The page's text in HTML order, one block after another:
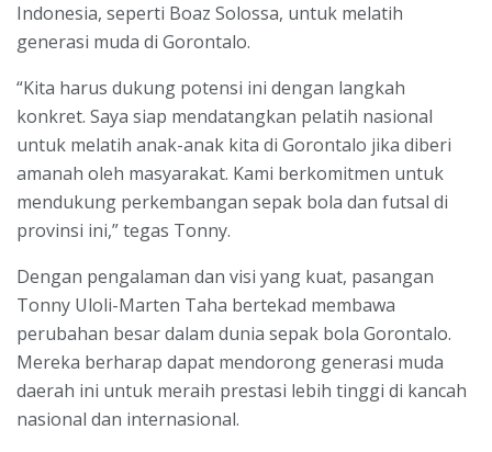
Indonesia, seperti Boaz Solossa, untuk melatih
generasi muda di Gorontalo.
“Kita harus dukung potensi ini dengan langkah
konkret. Saya siap mendatangkan pelatih nasional
untuk melatih anak-anak kita di Gorontalo jika diberi
amanah oleh masyarakat. Kami berkomitmen untuk
mendukung perkembangan sepak bola dan futsal di
provinsi ini,” tegas Tonny.
Dengan pengalaman dan visi yang kuat, pasangan
Tonny Uloli-Marten Taha bertekad membawa
perubahan besar dalam dunia sepak bola Gorontalo.
Mereka berharap dapat mendorong generasi muda
daerah ini untuk meraih prestasi lebih tinggi di kancah
nasional dan internasional.